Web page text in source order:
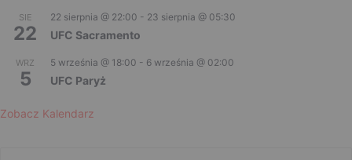
SIE
22
22 sierpnia @ 22:00 - 23 sierpnia @ 05:30
UFC Sacramento
WRZ
5
5 września @ 18:00 - 6 września @ 02:00
UFC Paryż
Zobacz Kalendarz